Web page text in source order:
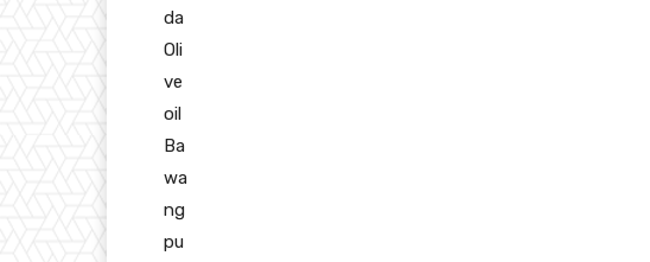
da
Oli
ve
oil
Ba
wa
ng
pu